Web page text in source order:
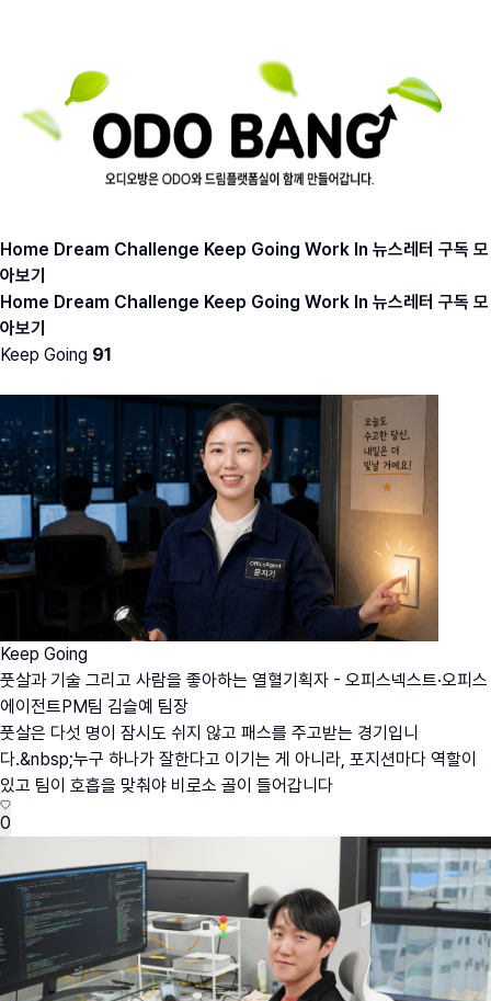
Home Dream Challenge Keep Going Work In 뉴스레터 구독 모
아보기
Home Dream Challenge Keep Going Work In 뉴스레터 구독 모
아보기
Keep Going 91
Keep Going
풋살과 기술 그리고 사람을 좋아하는 열혈기획자 - 오피스넥스트·오피스
에이전트PM팀 김슬예 팀장
풋살은 다섯 명이 잠시도 쉬지 않고 패스를 주고받는 경기입니
다.&nbsp;누구 하나가 잘한다고 이기는 게 아니라, 포지션마다 역할이
있고 팀이 호흡을 맞춰야 비로소 골이 들어갑니다
0